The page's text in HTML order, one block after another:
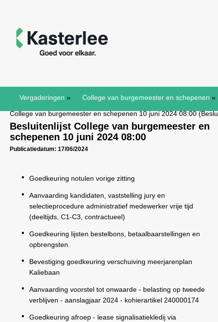
Vergaderingen » College van burgemeester en schepenen »
College van burgemeester en schepenen 10 juni 2024 08:00
Besluitenlijst College van burgemeester en
schepenen 10 juni 2024 08:00
Publicatiedatum: 17/06/2024
Goedkeuring notulen vorige zitting
Aanvaarding kandidaten, vaststelling jury en
selectieprocedure administratief medewerker vrije tijd
(deeltijds, C1-C3, contractueel)
Goedkeuring lijsten bestelbons, betaalbaarstellingen en
opbrengsten.
Bevestiging goedkeuring verschuiving meerjarenplan
Kaliebaan
Aanvaarding voorstel tot onwaarde - belasting op tweede
verblijven - aanslagjaar 2024 - kohierartikel 240000174
Goedkeuring afroep - lease signalisatiekledij via